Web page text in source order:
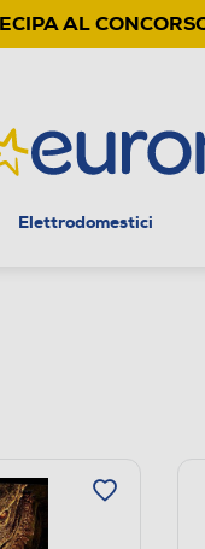
AL
Elettrodomestici